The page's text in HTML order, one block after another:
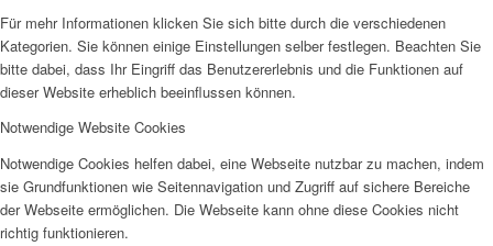
Für mehr Informationen klicken Sie sich bitte durch die verschiedenen
Kategorien. Sie können einige Einstellungen selber festlegen. Beachten Sie
bitte dabei, dass Ihr Eingriff das Benutzererlebnis und die Funktionen auf
dieser Website erheblich beeinflussen können.
Notwendige Website Cookies
Notwendige Cookies helfen dabei, eine Webseite nutzbar zu machen, indem
sie Grundfunktionen wie Seitennavigation und Zugriff auf sichere Bereiche
der Webseite ermöglichen. Die Webseite kann ohne diese Cookies nicht
richtig funktionieren.